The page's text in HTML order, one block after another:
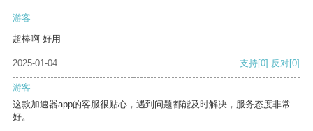
游客
超棒啊 好用
2025-01-04 支持[0] 反对[0]
游客
这款加速器app的客服很贴心，遇到问题都能及时解决，服务态度非常
好。